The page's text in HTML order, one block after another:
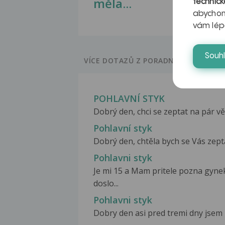
VÍCE DOTAZŮ Z PORADNY
POHLAVNÍ STYK
Dobrý den, chci se zeptat na pár
Pohlavní styk
Dobrý den, chtěla bych se Vás
Pohlavni styk
Je mi 15 a Mam pritele pozna
doslo...
Pohlavni styk
Dobry den asi pred tremi dny
vám